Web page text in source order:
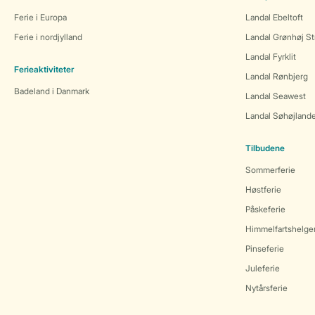
Ferie i Europa
Ferie i nordjylland
Ferieaktiviteter
Badeland i Danmark
Landal Ebeltoft
Landal Grønhøj
Landal Fyrklit
Landal Rønbjerg
Landal Seawest
Landal
Tilbudene
Sommerferie
Høstferie
Påskeferie
Pinseferie
Juleferie
Nytårsferie